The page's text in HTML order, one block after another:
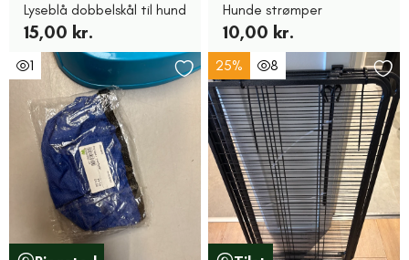
Lyseblå dobbelskål til hund
15,00 kr.
Hunde strømper
10,00 kr.
1 25% 8